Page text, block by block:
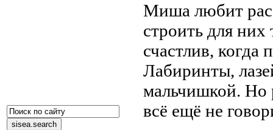
Миша любит
строить для
счастлив, когда
Лабиринты,
мальчишкой. Но
всё ещё не